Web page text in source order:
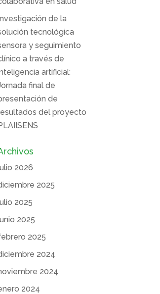
de la
tecnológica
y seguimiento
a través de
artificial:
final de
de
del proyecto
2026
2025
2025
2025
2025
2024
2024
2024